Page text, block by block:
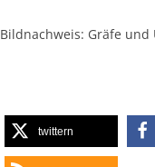
Bildnachweis: Gräfe und
twittern